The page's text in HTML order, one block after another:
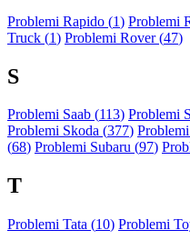
Problemi Rapido (1) Problemi
Truck (1) Problemi Rover (47)
S
Problemi Saab (113) Problemi
Problemi Skoda (377)
(68) Problemi Subaru (97)
T
Problemi Tata (10) Problemi